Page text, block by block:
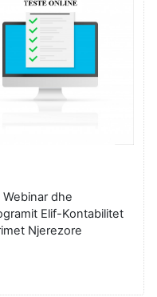
dhe
Elif-Kontabilitet
Njerezore